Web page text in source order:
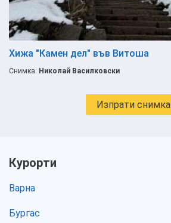
Хижа "Камен дел" във Витоша
Снимка: Николай Василковски
Изпрати снимка
Курорти
Варна
Бургас